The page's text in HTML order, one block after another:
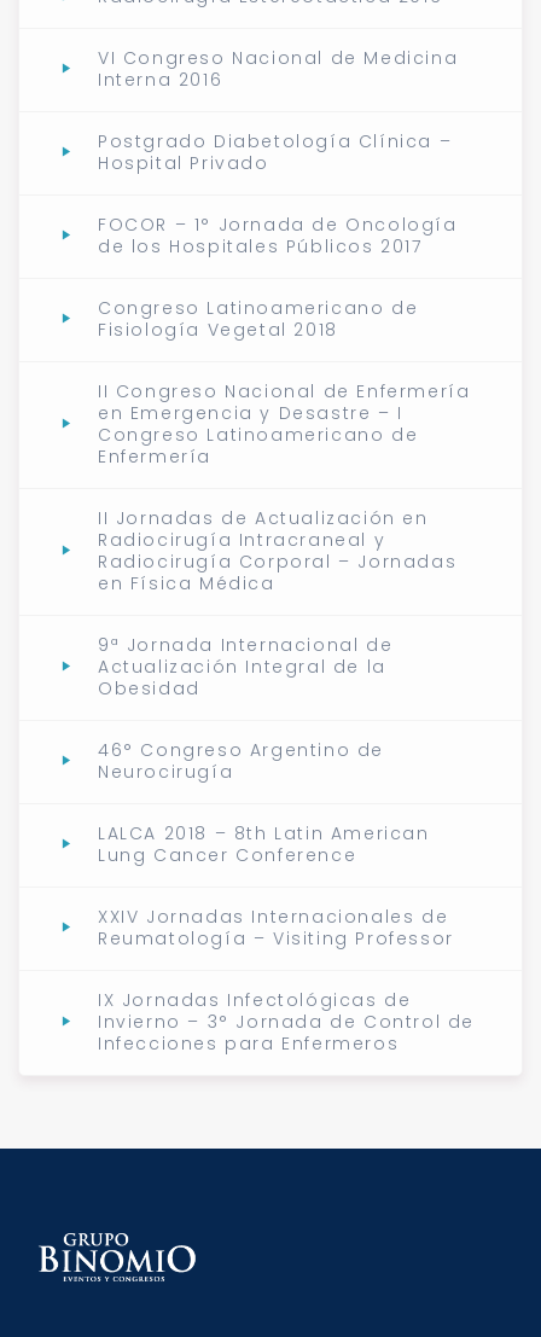
VI Congreso Nacional de Medicina
Interna 2016
Postgrado Diabetología Clínica –
Hospital Privado
FOCOR – 1° Jornada de Oncología
de los Hospitales Públicos 2017
Congreso Latinoamericano de
Fisiología Vegetal 2018
II Congreso Nacional de Enfermería
en Emergencia y Desastre – I
Congreso Latinoamericano de
Enfermería
II Jornadas de Actualización en
Radiocirugía Intracraneal y
Radiocirugía Corporal – Jornadas
en Física Médica
9ª Jornada Internacional de
Actualización Integral de la
Obesidad
46° Congreso Argentino de
Neurocirugía
LALCA 2018 – 8th Latin American
Lung Cancer Conference
XXIV Jornadas Internacionales de
Reumatología – Visiting Professor
IX Jornadas Infectológicas de
Invierno – 3° Jornada de Control de
Infecciones para Enfermeros